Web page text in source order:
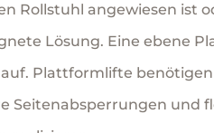
Rollstuhl angewiesen ist
Lösung. Eine ebene
Plattformlifte benötigen
Seitenabsperrungen und